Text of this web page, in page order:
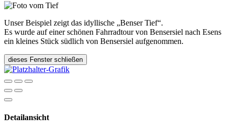
Unser Beispiel zeigt das idyllische „Benser Tief“.
Es wurde auf einer schönen Fahrradtour von Bensersiel nach Esens
ein kleines Stück südlich von Bensersiel aufgenommen.
dieses Fenster schließen
Detailansicht